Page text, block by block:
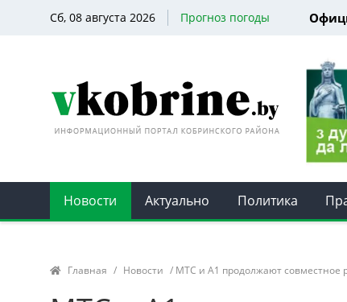
Сб, 08 августа 2026 Прогноз погоды
Новости Актуально Политика
Главная / Новости / МТС и А1 продолжают совместное